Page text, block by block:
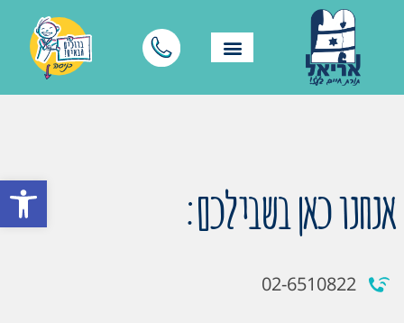
פתח אנחנו כאן בשבילכם:
02-6510822